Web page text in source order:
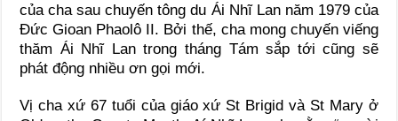
của cha sau chuyến tông du Ái Nhĩ Lan năm 1979 của
Đức Gioan Phaolô II. Bởi thế, cha mong chuyến viếng
thăm Ái Nhĩ Lan trong tháng Tám sắp tới cũng sẽ
phát động nhiều ơn gọi mới.
Vị cha xứ 67 tuổi của giáo xứ St Brigid và St Mary ở